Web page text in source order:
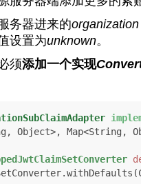
务器进来的organization
设置为unknown。
须添加一个实现
Object>, Map<String,